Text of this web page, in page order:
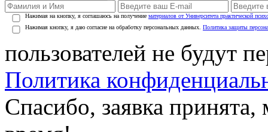
Нажимая на кнопку, я соглашаюсь на получение материалов от Университета практической
Нажимая кнопку, я даю согласие на обработку персональных данных. Политика защиты
пользователей не будут
Политика
Спасибо, заявка